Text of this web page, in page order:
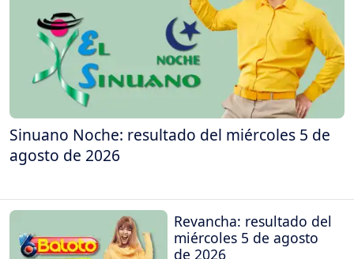
Sinuano Noche: resultado del miércoles 5 de
agosto de 2026
Revancha: resultado del
miércoles 5 de agosto
de 2026